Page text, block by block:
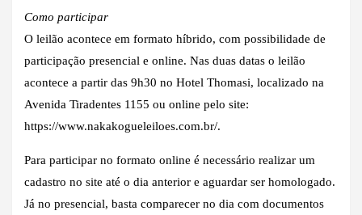
Como participar
O leilão acontece em formato híbrido, com possibilidade de
participação presencial e online. Nas duas datas o leilão
acontece a partir das 9h30 no Hotel Thomasi, localizado na
Avenida Tiradentes 1155 ou online pelo site:
https://www.nakakogueleiloes.com.br/.
Para participar no formato online é necessário realizar um
cadastro no site até o dia anterior e aguardar ser homologado.
Já no presencial, basta comparecer no dia com documentos